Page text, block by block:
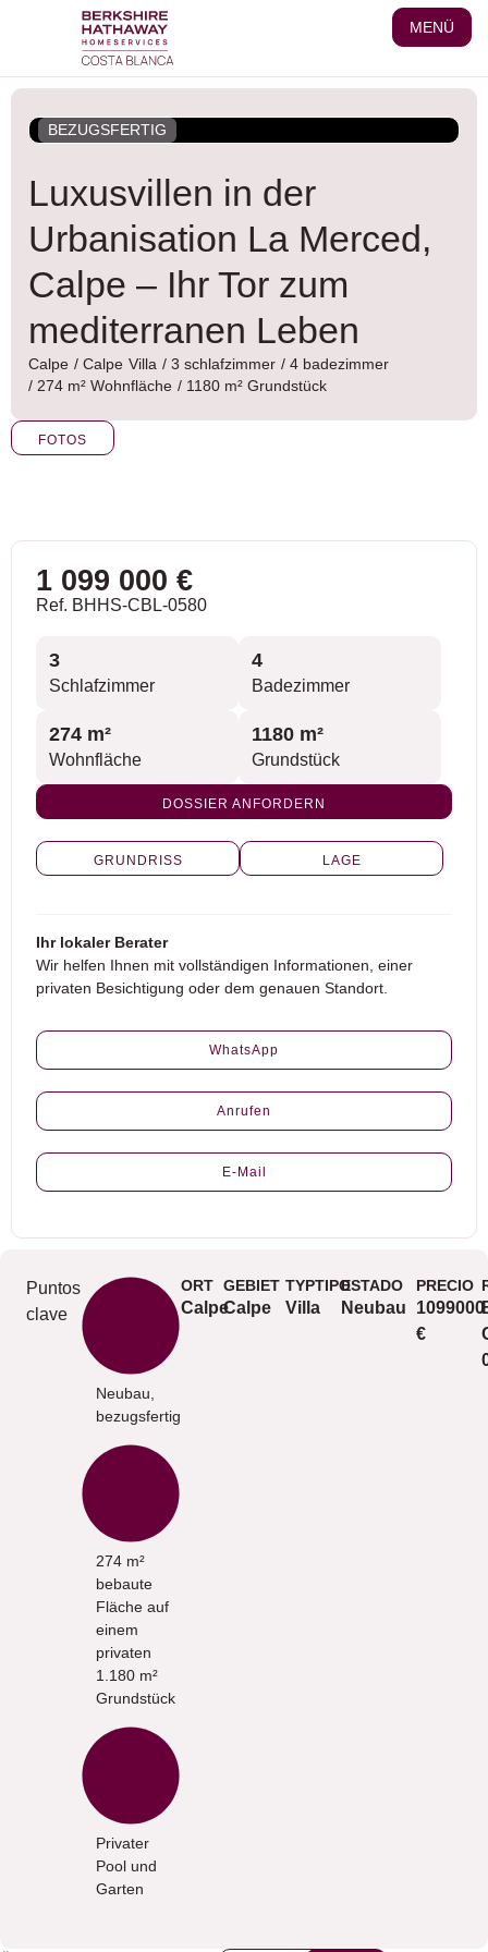
MENÜ
BEZUGSFERTIG
Luxusvillen in der
Urbanisation La Merced,
Calpe – Ihr Tor zum
mediterranen Leben
Calpe / Calpe Villa / 3 schlafzimmer / 4 badezimmer
/ 274 m² Wohnfläche / 1180 m² Grundstück
FOTOS
1 099 000 €
Ref. BHHS-CBL-0580
3
Schlafzimmer
4
Badezimmer
274 m²
Wohnfläche
1180 m²
Grundstück
DOSSIER ANFORDERN
GRUNDRISS LAGE
Ihr lokaler Berater
Wir helfen Ihnen mit vollständigen Informationen, einer
privaten Besichtigung oder dem genauen Standort.
WhatsApp
Anrufen
E-Mail
Puntos
clave
Neubau,
bezugsfertig
274 m²
bebaute
Fläche auf
einem
privaten
1.180 m²
Grundstück
Privater
Pool und
Garten
ORT
Calpe
GEBIET
Calpe
TYPTIPO
Villa
ESTADO
Neubau
PRECIO
1099000
€